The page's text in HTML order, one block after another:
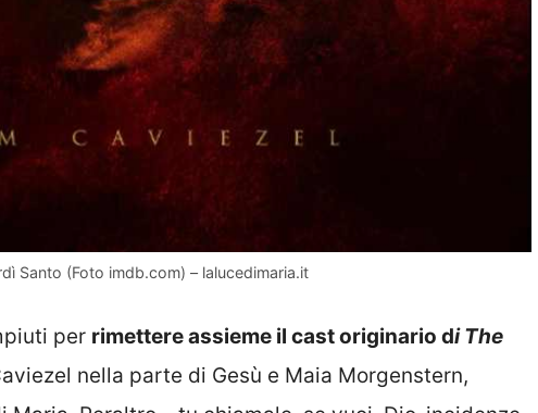
Santo (Foto imdb.com) – lalucedimaria.it
per rimettere assieme il cast originario di The
nella parte di Gesù e Maia Morgenstern,